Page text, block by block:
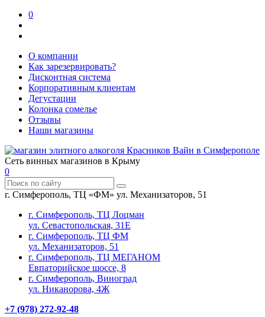
0
О компании
Как зарезервировать?
Дисконтная система
Корпоративным клиентам
Дегустации
Колонка сомелье
Отзывы
Наши магазины
Сеть винных магазинов в Крыму
0
г. Симферополь, ТЦ «ФМ» ул. Механизаторов, 51
г. Симферополь, ТЦ Лоцман
ул. Севастопольская, 31Е
г. Симферополь, ТЦ ФМ
ул. Механизаторов, 51
г. Симферополь, ТЦ МЕГАНОМ
Евпаторийское шоссе, 8
г. Симферополь, Виноград
ул. Никанорова, 4Ж
+7 (978) 272-92-48